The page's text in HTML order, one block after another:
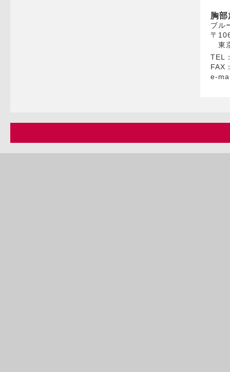
胸
ブル
〒
東
TEL
FAX
e-